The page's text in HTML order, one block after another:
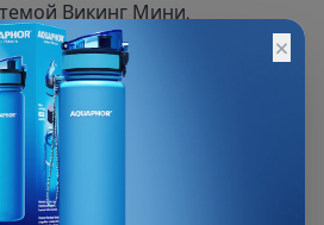
Викинг Мини.
технологии и
карбонблока.
коаксиальному
пористости модуля,
взвесей, хлора, тяжелых
загрязнителей.
давления в
×